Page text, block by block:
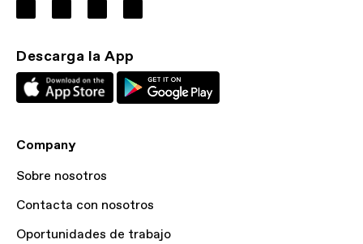
Descarga la App
Company
Sobre nosotros
Contacta con nosotros
Oportunidades de trabajo